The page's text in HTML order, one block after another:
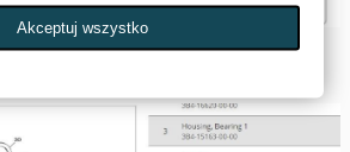
Akceptuj wszystko